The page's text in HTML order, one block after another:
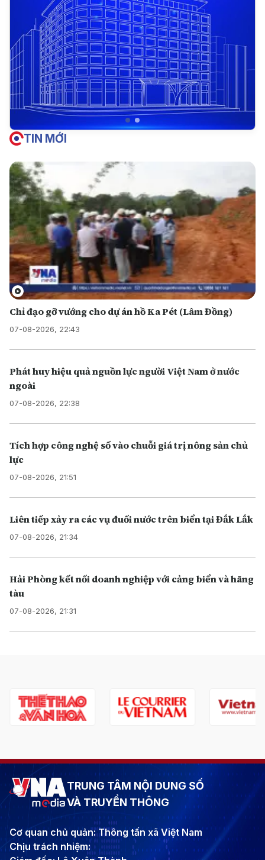
TIN MỚI
Chỉ đạo gỡ vướng cho dự án hồ Ka Pét (Lâm Đồng)
07-08-2026, 22:43
Phát huy hiệu quả nguồn lực người Việt Nam ở nước
ngoài
07-08-2026, 22:38
Tích hợp công nghệ số vào chuỗi giá trị nông sản chủ
lực
07-08-2026, 21:51
Liên tiếp xảy ra các vụ đuối nước trên biển tại Đắk Lắk
07-08-2026, 21:34
Hải Phòng kết nối doanh nghiệp với cảng biển và hãng
tàu
07-08-2026, 21:31
TRUNG TÂM NỘI DUNG SỐ
VÀ TRUYỀN THÔNG
Cơ quan chủ quản: Thông tấn xã Việt Nam
Chịu trách nhiệm: